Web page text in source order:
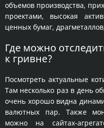
объемов производства,
проектами, высокая
ценных бумаг,
Где можно
к гривне?
Посмотреть актуальные
Там несколько раз в день
очень хорошо видна
валютных пар. Также
можно на сайтах-